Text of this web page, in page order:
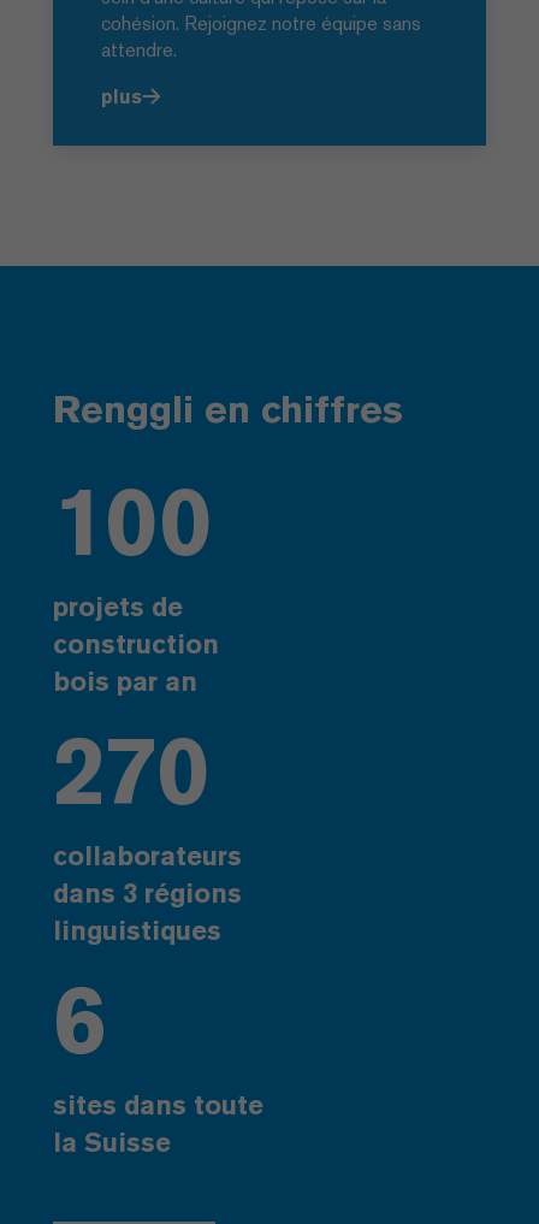
cohésion. Rejoignez notre équipe sans
attendre.
plus
Renggli en chiffres
100
projets de
construction
bois par an
270
collaborateurs
dans 3 régions
linguistiques
6
sites dans toute
la Suisse